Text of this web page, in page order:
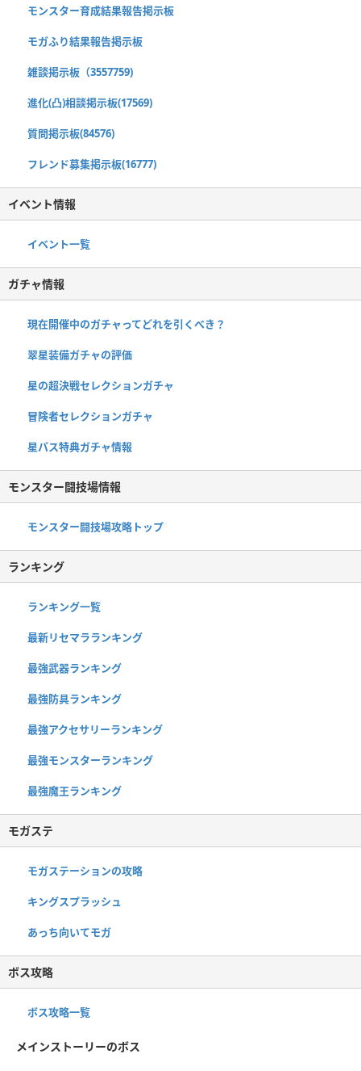
モンスター育成結果報告掲示板
モガふり結果報告掲示板
雑談掲示板（3557759)
進化(凸)相談掲示板(17569)
質問掲示板(84576)
フレンド募集掲示板(16777)
イベント情報
イベント一覧
ガチャ情報
現在開催中のガチャってどれを引くべき？
翠星装備ガチャの評価
星の超決戦セレクションガチャ
冒険者セレクションガチャ
星パス特典ガチャ情報
モンスター闘技場情報
モンスター闘技場攻略トップ
ランキング
ランキング一覧
最新リセマラランキング
最強武器ランキング
最強防具ランキング
最強アクセサリーランキング
最強モンスターランキング
最強魔王ランキング
モガステ
モガステーションの攻略
キングスプラッシュ
あっち向いてモガ
ボス攻略
ボス攻略一覧
メインストーリーのボス